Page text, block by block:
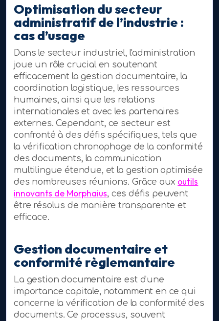
Optimisation du secteur
administratif de l’industrie :
cas d’usage
Dans le secteur industriel, l'administration
joue un rôle crucial en soutenant
efficacement la gestion documentaire, la
coordination logistique, les ressources
humaines, ainsi que les relations
internationales et avec les partenaires
externes. Cependant, ce secteur est
confronté à des défis spécifiques, tels que
la vérification chronophage de la conformité
des documents, la communication
multilingue étendue, et la gestion optimisée
des nombreuses réunions. Grâce aux outils
innovants de Morphaius, ces défis peuvent
être résolus de manière transparente et
efficace.
Gestion documentaire et
conformité règlemantaire
La gestion documentaire est d'une
importance capitale, notamment en ce qui
concerne la vérification de la conformité des
documents. Ce processus, souvent